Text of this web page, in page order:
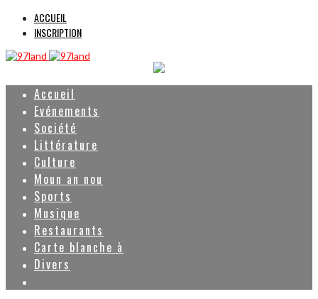
ACCUEIL
INSCRIPTION
Accueil
Evénements
Société
Littérature
Culture
Moun an nou
Sports
Musique
Restaurants
Carte blanche à
Divers